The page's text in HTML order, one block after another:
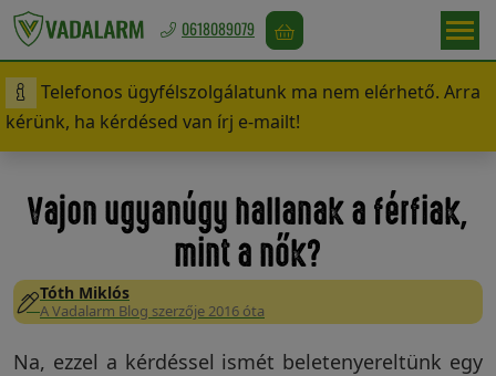
Europa
/
EUR
Madárriasztás
0618089079
Telefonos ügyfélszolgálatunk ma nem elérhető. Arra
kérünk, ha kérdésed van írj e-mailt!
Vajon ugyanúgy hallanak a férfiak,
mint a nők?
Tóth Miklós
A Vadalarm Blog szerzője 2016 óta
Na, ezzel a kérdéssel ismét beletenyereltünk egy